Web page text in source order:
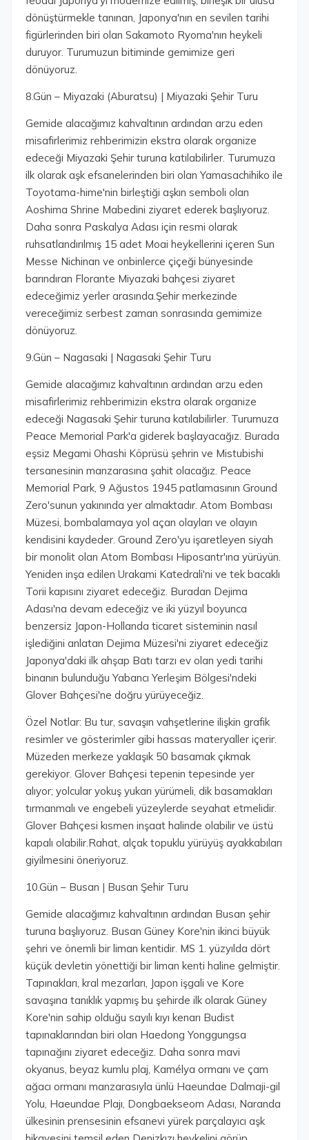
dönüştürmekle tanınan, Japonya'nın en sevilen tarihi
figürlerinden biri olan Sakamoto Ryoma'nın heykeli
duruyor. Turumuzun bitiminde gemimize geri
dönüyoruz.
8.Gün – Miyazaki (Aburatsu) | Miyazaki Şehir Turu
Gemide alacağımız kahvaltının ardından arzu eden
misafirlerimiz rehberimizin ekstra olarak organize
edeceği Miyazaki Şehir turuna katılabilirler. Turumuza
ilk olarak aşk efsanelerinden biri olan Yamasachihiko ile
Toyotama-hime'nin birleştiği aşkın semboli olan
Aoshima Shrine Mabedini ziyaret ederek başlıyoruz.
Daha sonra Paskalya Adası için resmi olarak
ruhsatlandırılmış 15 adet Moai heykellerini içeren Sun
Messe Nichinan ve onbinlerce çiçeği bünyesinde
barındıran Florante Miyazaki bahçesi ziyaret
edeceğimiz yerler arasında.Şehir merkezinde
vereceğimiz serbest zaman sonrasında gemimize
dönüyoruz.
9.Gün – Nagasaki | Nagasaki Şehir Turu
Gemide alacağımız kahvaltının ardından arzu eden
misafirlerimiz rehberimizin ekstra olarak organize
edeceği Nagasaki Şehir turuna katılabilirler. Turumuza
Peace Memorial Park'a giderek başlayacağız. Burada
eşsiz Megami Ohashi Köprüsü şehrin ve Mistubishi
tersanesinin manzarasına şahit olacağız. Peace
Memorial Park, 9 Ağustos 1945 patlamasının Ground
Zero'sunun yakınında yer almaktadır. Atom Bombası
Müzesi, bombalamaya yol açan olayları ve olayın
kendisini kaydeder. Ground Zero'yu işaretleyen siyah
bir monolit olan Atom Bombası Hiposantr'ına yürüyün.
Yeniden inşa edilen Urakami Katedrali'ni ve tek bacaklı
Torii kapısını ziyaret edeceğiz. Buradan Dejima
Adası'na devam edeceğiz ve iki yüzyıl boyunca
benzersiz Japon-Hollanda ticaret sisteminin nasıl
işlediğini anlatan Dejima Müzesi'ni ziyaret edeceğiz
Japonya'daki ilk ahşap Batı tarzı ev olan yedi tarihi
binanın bulunduğu Yabancı Yerleşim Bölgesi'ndeki
Glover Bahçesi'ne doğru yürüyeceğiz.
Özel Notlar: Bu tur, savaşın vahşetlerine ilişkin grafik
resimler ve gösterimler gibi hassas materyaller içerir.
Müzeden merkeze yaklaşık 50 basamak çıkmak
gerekiyor. Glover Bahçesi tepenin tepesinde yer
alıyor; yolcular yokuş yukarı yürümeli, dik basamakları
tırmanmalı ve engebeli yüzeylerde seyahat etmelidir.
Glover Bahçesi kısmen inşaat halinde olabilir ve üstü
kapalı olabilir.Rahat, alçak topuklu yürüyüş ayakkabıları
giyilmesini öneriyoruz.
10.Gün – Busan | Busan Şehir Turu
Gemide alacağımız kahvaltının ardından Busan şehir
turuna başlıyoruz. Busan Güney Kore'nin ikinci büyük
şehri ve önemli bir liman kentidir. MS 1. yüzyılda dört
küçük devletin yönettiği bir liman kenti haline gelmiştir.
Tapınakları, kral mezarları, Japon işgali ve Kore
savaşına tanıklık yapmış bu şehirde ilk olarak Güney
Kore'nin sahip olduğu sayılı kıyı kenarı Budist
tapınaklarından biri olan Haedong Yonggungsa
tapınağını ziyaret edeceğiz. Daha sonra mavi
okyanus, beyaz kumlu plaj, Kamélya ormanı ve çam
ağacı ormanı manzarasıyla ünlü Haeundae Dalmaji-gil
Yolu, Haeundae Plajı, Dongbaekseom Adası, Naranda
ülkesinin prensesinin efsanevi yürek parçalayıcı aşk